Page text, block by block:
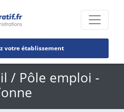
votre établissement
/ Pôle emploi -